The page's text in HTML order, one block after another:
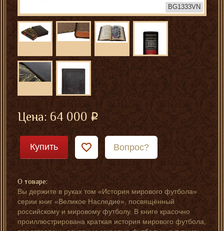
BG1333VN
Цена:64 000
Купить Вопрос?
О товаре:
Вы держите в руках том «История мирового футбола»
серии книг «Великое Наследие», посвящённый
российскому и мировому футболу. В книге красочно
проиллюстрирована краткая история мирового футбола,